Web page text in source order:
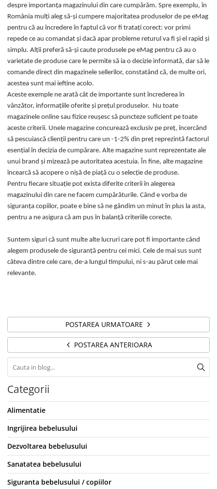
despre importanța magazinului din care cumpărăm. Spre exemplu, în
România mulți aleg să-și cumpere majoritatea produselor de pe eMag
pentru că au încredere în faptul că vor fi tratați corect: vor primi
repede ce au comandat și dacă apar probleme returul va fi și el rapid și
simplu. Alții preferă să-și caute produsele pe eMag pentru că au o
varietate de produse care le permite să ia o decizie informată, dar să le
comande direct din magazinele sellerilor, constatând că, de multe ori,
acestea sunt mai ieftine acolo.
Aceste exemple ne arată cât de importante sunt încrederea în
vânzător, informațiile oferite și prețul produselor. Nu toate
magazinele online sau fizice reușesc să puncteze suficient pe toate
aceste criterii. Unele magazine concurează exclusiv pe preț, încercând
să pescuiască clienții pentru care un -1-2% din preț reprezintă factorul
esențial în decizia de cumpărare. Alte magazine sunt reprezentate ale
unui brand și mizează pe autoritatea acestuia. În fine, alte magazine
încearcă să acopere o nișă de piață cu o selecție de produse.
Pentru fiecare situație pot exista diferite criterii în alegerea
magazinului din care ne facem cumpărăturile. Când e vorba de
siguranța copiilor, poate e bine să ne gândim un minut în plus la asta,
pentru a ne asigura că am pus în balanță criteriile corecte.
Suntem siguri că sunt multe alte lucruri care pot fi importante când
alegem produsele de siguranță pentru cei mici. Cele de mai sus sunt
câteva dintre cele care, de-a lungul timpului, ni s-au părut cele mai
relevante.
POSTAREA URMATOARE
POSTAREA ANTERIOARA
Categorii
Alimentatie
Ingrijirea bebelusului
Dezvoltarea bebelusului
Sanatatea bebelusului
Siguranta bebelusului / copiilor